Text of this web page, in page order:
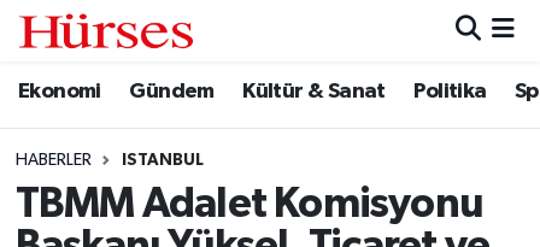
Ekonomi Gündem Kültür & Sanat Politika
HABERLER ISTANBUL
TBMM Adalet Komisyonu
Ekonomi
Gündem
Kültür & Sanat
Hava Durumu
Trafik Durumu
Süper Lig Puan Durumu ve Fikstür